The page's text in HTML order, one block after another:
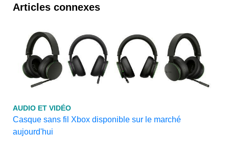
Articles connexes
AUDIO ET VIDÉO
Casque sans fil Xbox disponible sur le marché
aujourd'hui